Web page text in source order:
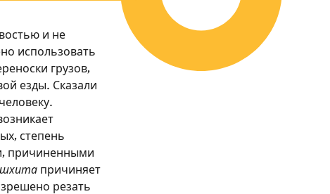
и не
использовать
грузов,
езды. Сказали
степень
причиненными
шхитапричиняет
резать